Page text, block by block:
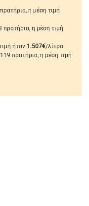
η μέση τιμή
πρατήρια, η μέση τιμή
ήταν 1.507€/λίτρο
πρατήρια, η μέση τιμή